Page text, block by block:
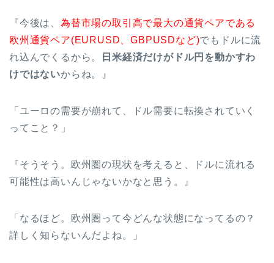
『今後は、 為替市場の取引高で最大の通貨ペアである
欧州通貨ペア(EURUSD、GBPUSDなど)でもドルに流
れ込んでくるから。
日米経済だけがドル円を動かすわ
けではないからね。』
「ユーロの需要が崩れて、ドル需要に転換されていく
ってこと？」
『そうそう。欧州圏の現状を考えると、ドルに流れる
可能性は高いんじゃないかなと思う。』
「なるほど。欧州圏って今どんな状態になってるの？
詳しく知らないんだよね。」